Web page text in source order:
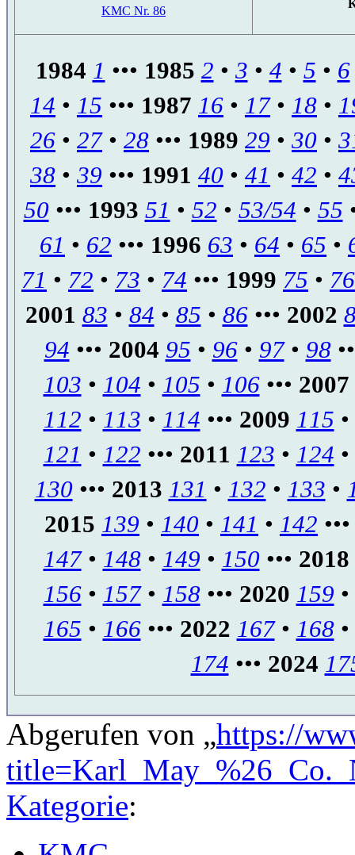
KMC Nr. 86
1984 1 ••• 1985 2 • 3 • 4 • 5 • 6
14 • 15 ••• 1987 16 • 17• 18 •
26 • 27• 28 ••• 1989 29 • 30 •
38 • 39 ••• 1991 40 • 41 • 42 •
50 ••• 1993 51 • 52 • 53/54 • 55
61 • 62 ••• 1996 63 • 64 • 65 •
71 • 72 • 73 • 74 ••• 1999 75 • 76
2001 83 • 84 • 85 • 86••• 2002
94 ••• 2004 95 • 96• 97• 98
103 • 104 • 105 • 106••• 2007
112 • 113 • 114 ••• 2009 115 •
121 • 122 ••• 2011 123 • 124 •
130 ••• 2013 131 • 132 • 133 •
2015 139 • 140 • 141 • 142
147• 148• 149 • 150 ••• 2018
156• 157• 158••• 2020 159 •
165 • 166••• 2022 167• 168•
174 ••• 2024
Abgerufen von „https://
Kategorie: